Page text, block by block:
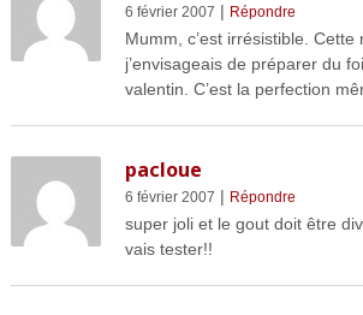
6 février 2007 | Répondre
Mumm, c’est irrésistible. Cette
j’envisageais de préparer du
valentin. C’est la perfection
pacloue
6 février 2007 | Répondre
super joli et le gout doit être
vais tester!!